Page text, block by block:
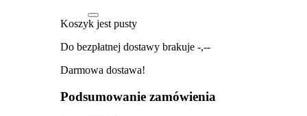
Koszyk jest pusty
Do bezpłatnej dostawy brakuje -,--
Darmowa dostawa!
Podsumowanie zamówienia